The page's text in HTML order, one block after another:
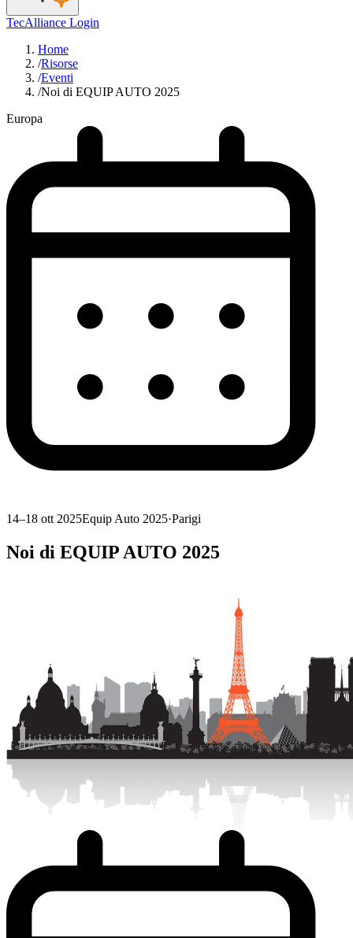
TecAlliance Login
Home
/Risorse
/Eventi
/Noi di EQUIP AUTO 2025
Europa
14–18 ott 2025Equip Auto 2025·Parigi
Noi di EQUIP AUTO 2025